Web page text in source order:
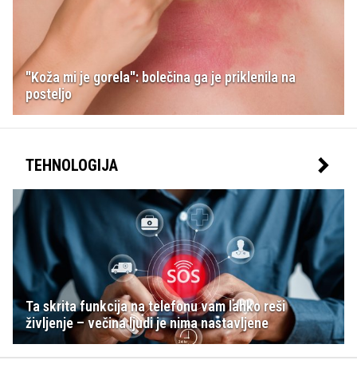
"Koža mi je gorela": bolečina ga je priklenila na
posteljo
TEHNOLOGIJA
Ta skrita funkcija na telefonu vam lahko reši
življenje – večina ljudi je nima nastavljene